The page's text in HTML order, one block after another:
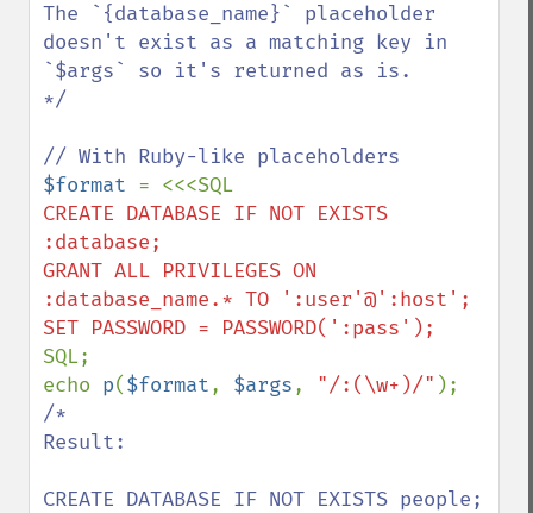
The `{database_name}` placeholder
doesn't exist as a matching key in
`$args` so it's returned as is.
*/
$format
CREATE DATABASE IF NOT EXISTS
:database;
GRANT ALL PRIVILEGES ON
:database_name.* TO ':user'@':host';
SQL;
echo p($format, $args, "/:(\w+)/"
/*
Result:
CREATE DATABASE IF NOT EXISTS people;